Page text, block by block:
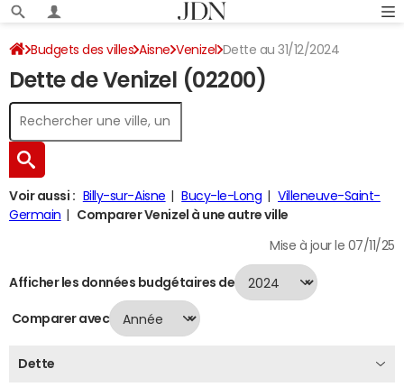
Budgets des villes Aisne Venizel Dette au 31/12/2024
Dette de Venizel (02200)
Voir aussi : Billy-sur-Aisne Bucy-le-Long
Villeneuve-Saint-
Germain
Comparer Venizel à une autre ville
Mise à jour le 07/11/25
Afficher les données budgétaires de
Comparer avec
Dette